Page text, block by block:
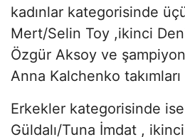
kadınlar kategorisinde
Mert/Selin Toy ,ikinci
Özgür Aksoy ve
Anna Kalchenko
Erkekler kategorisinde
Güldalı/Tuna İmdat ,